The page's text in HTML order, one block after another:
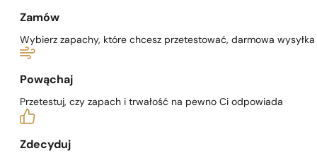
Zamów
Wybierz zapachy, które chcesz przetestować, darmowa wysyłka
Powąchaj
Przetestuj, czy zapach i trwałość na pewno Ci odpowiada
Zdecyduj